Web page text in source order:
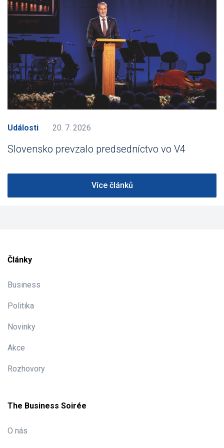
Události 20. 7. 2026
Slovensko prevzalo predsedníctvo vo V4
Více článků
Články
Business
Politika
Novinky
Akce
Rozhovory
The Business Soirée
O nás